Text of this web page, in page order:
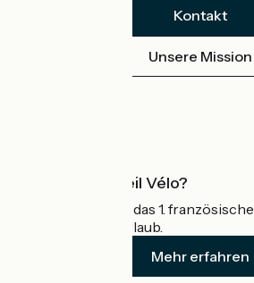
Kontakt
Unsere Mission
Was ist Accueil Vélo?
Accueil Vélo ist das 1.
Radfahrer im Urlaub.
Mehr erfahren